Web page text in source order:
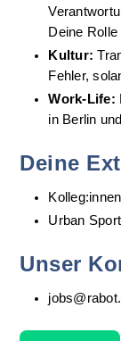
Deine
Kultur:
Fehler,
Work-Life:
in Berlin
Deine
Urban
Unser